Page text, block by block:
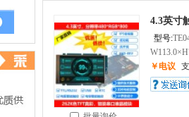
4.3英寸
型号:
￥电议